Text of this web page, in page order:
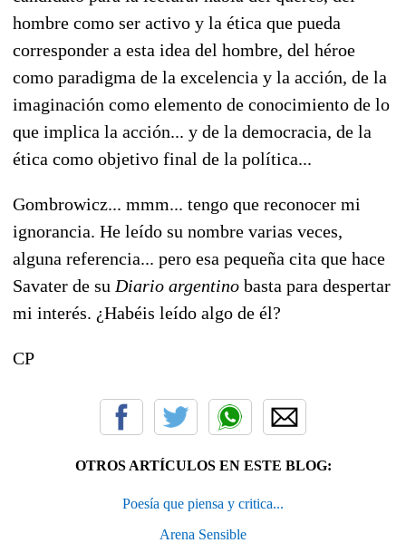
hombre como ser activo y la ética que pueda
corresponder a esta idea del hombre, del héroe
como paradigma de la excelencia y la acción, de la
imaginación como elemento de conocimiento de lo
que implica la acción... y de la democracia, de la
ética como objetivo final de la política...
Gombrowicz... mmm... tengo que reconocer mi
ignorancia. He leído su nombre varias veces,
alguna referencia... pero esa pequeña cita que hace
Savater de su Diario argentino basta para despertar
mi interés. ¿Habéis leído algo de él?
CP
OTROS ARTÍCULOS EN ESTE BLOG:
Poesía que piensa y critica...
Arena Sensible